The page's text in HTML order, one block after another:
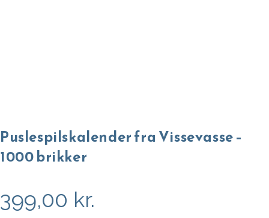
Puslespilskalender fra Vissevasse –
1000 brikker
399,00 kr.